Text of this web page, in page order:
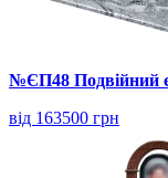
№ЄП48 Подвійний
від 163500 грн